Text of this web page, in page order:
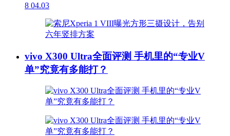
8 04.03
vivo X300 Ultra全面评测 手机里的“专业V
单”究竟有多能打？